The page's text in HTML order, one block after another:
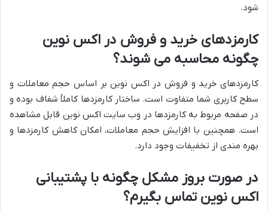
شود.
کارمزدهای خرید و فروش در اکس نوین
چگونه محاسبه می شوند؟
کارمزدهای خرید و فروش در اکس نوین بر اساس حجم معاملات و
سطح کاربری شما متفاوت است. ساختار کارمزدها کاملاً شفاف بوده و
در صفحه مربوط به کارمزدها در وب سایت اکس نوین قابل مشاهده
است. همچنین با افزایش حجم معاملات، امکان کاهش کارمزدها و
بهره مندی از تخفیفات وجود دارد.
در صورت بروز مشکل چگونه با پشتیبانی
اکس نوین تماس بگیرم؟